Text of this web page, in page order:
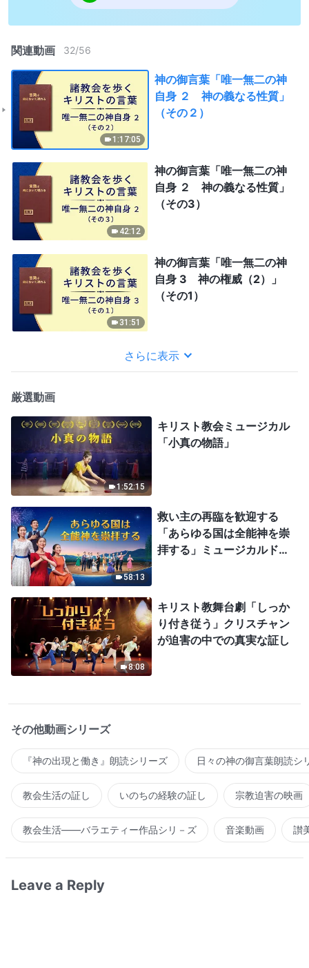
関連動画 32/56
1:17:05
神の御言葉「唯一無二の神
自身 ２ 神の義なる性質」
（その２）
42:12
神の御言葉「唯一無二の神
自身 ２ 神の義なる性質」
（その3）
31:51
神の御言葉「唯一無二の神
自身 3 神の権威（2）」
（その1）
さらに表示
厳選動画
1:52:15
キリスト教会ミュージカル
「小真の物語」
58:13
救い主の再臨を歓迎する
「あらゆる国は全能神を崇
拝する」ミュージカルドラ
8:08
キリスト教舞台劇「しっか
り付き従う」クリスチャン
が迫害の中での真実な証し
その他動画シリーズ
『神の出現と働き』朗読シリーズ 日々の神の御言葉朗読シ
教会生活の証し いのちの経験の証し 宗教迫害の映画
教会生活――バラエティー作品シリ－ズ 音楽動画 讃
Leave a Reply